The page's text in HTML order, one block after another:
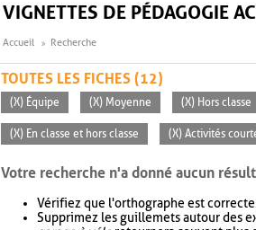
VIGNETTES DE PÉDAGOGIE
Accueil Recherche
TOUTES LES FICHES (12)
(X) Équipe (X) Moyenne (X) Hors classe
(X) En classe et hors classe (X) Activités
Votre recherche n'a donné aucun
Vérifiez que l'orthographe est
Supprimez les guillemets autour des